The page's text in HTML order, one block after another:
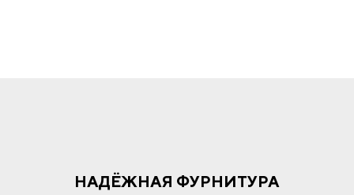
НАДЁЖНАЯ ФУРНИТУРА